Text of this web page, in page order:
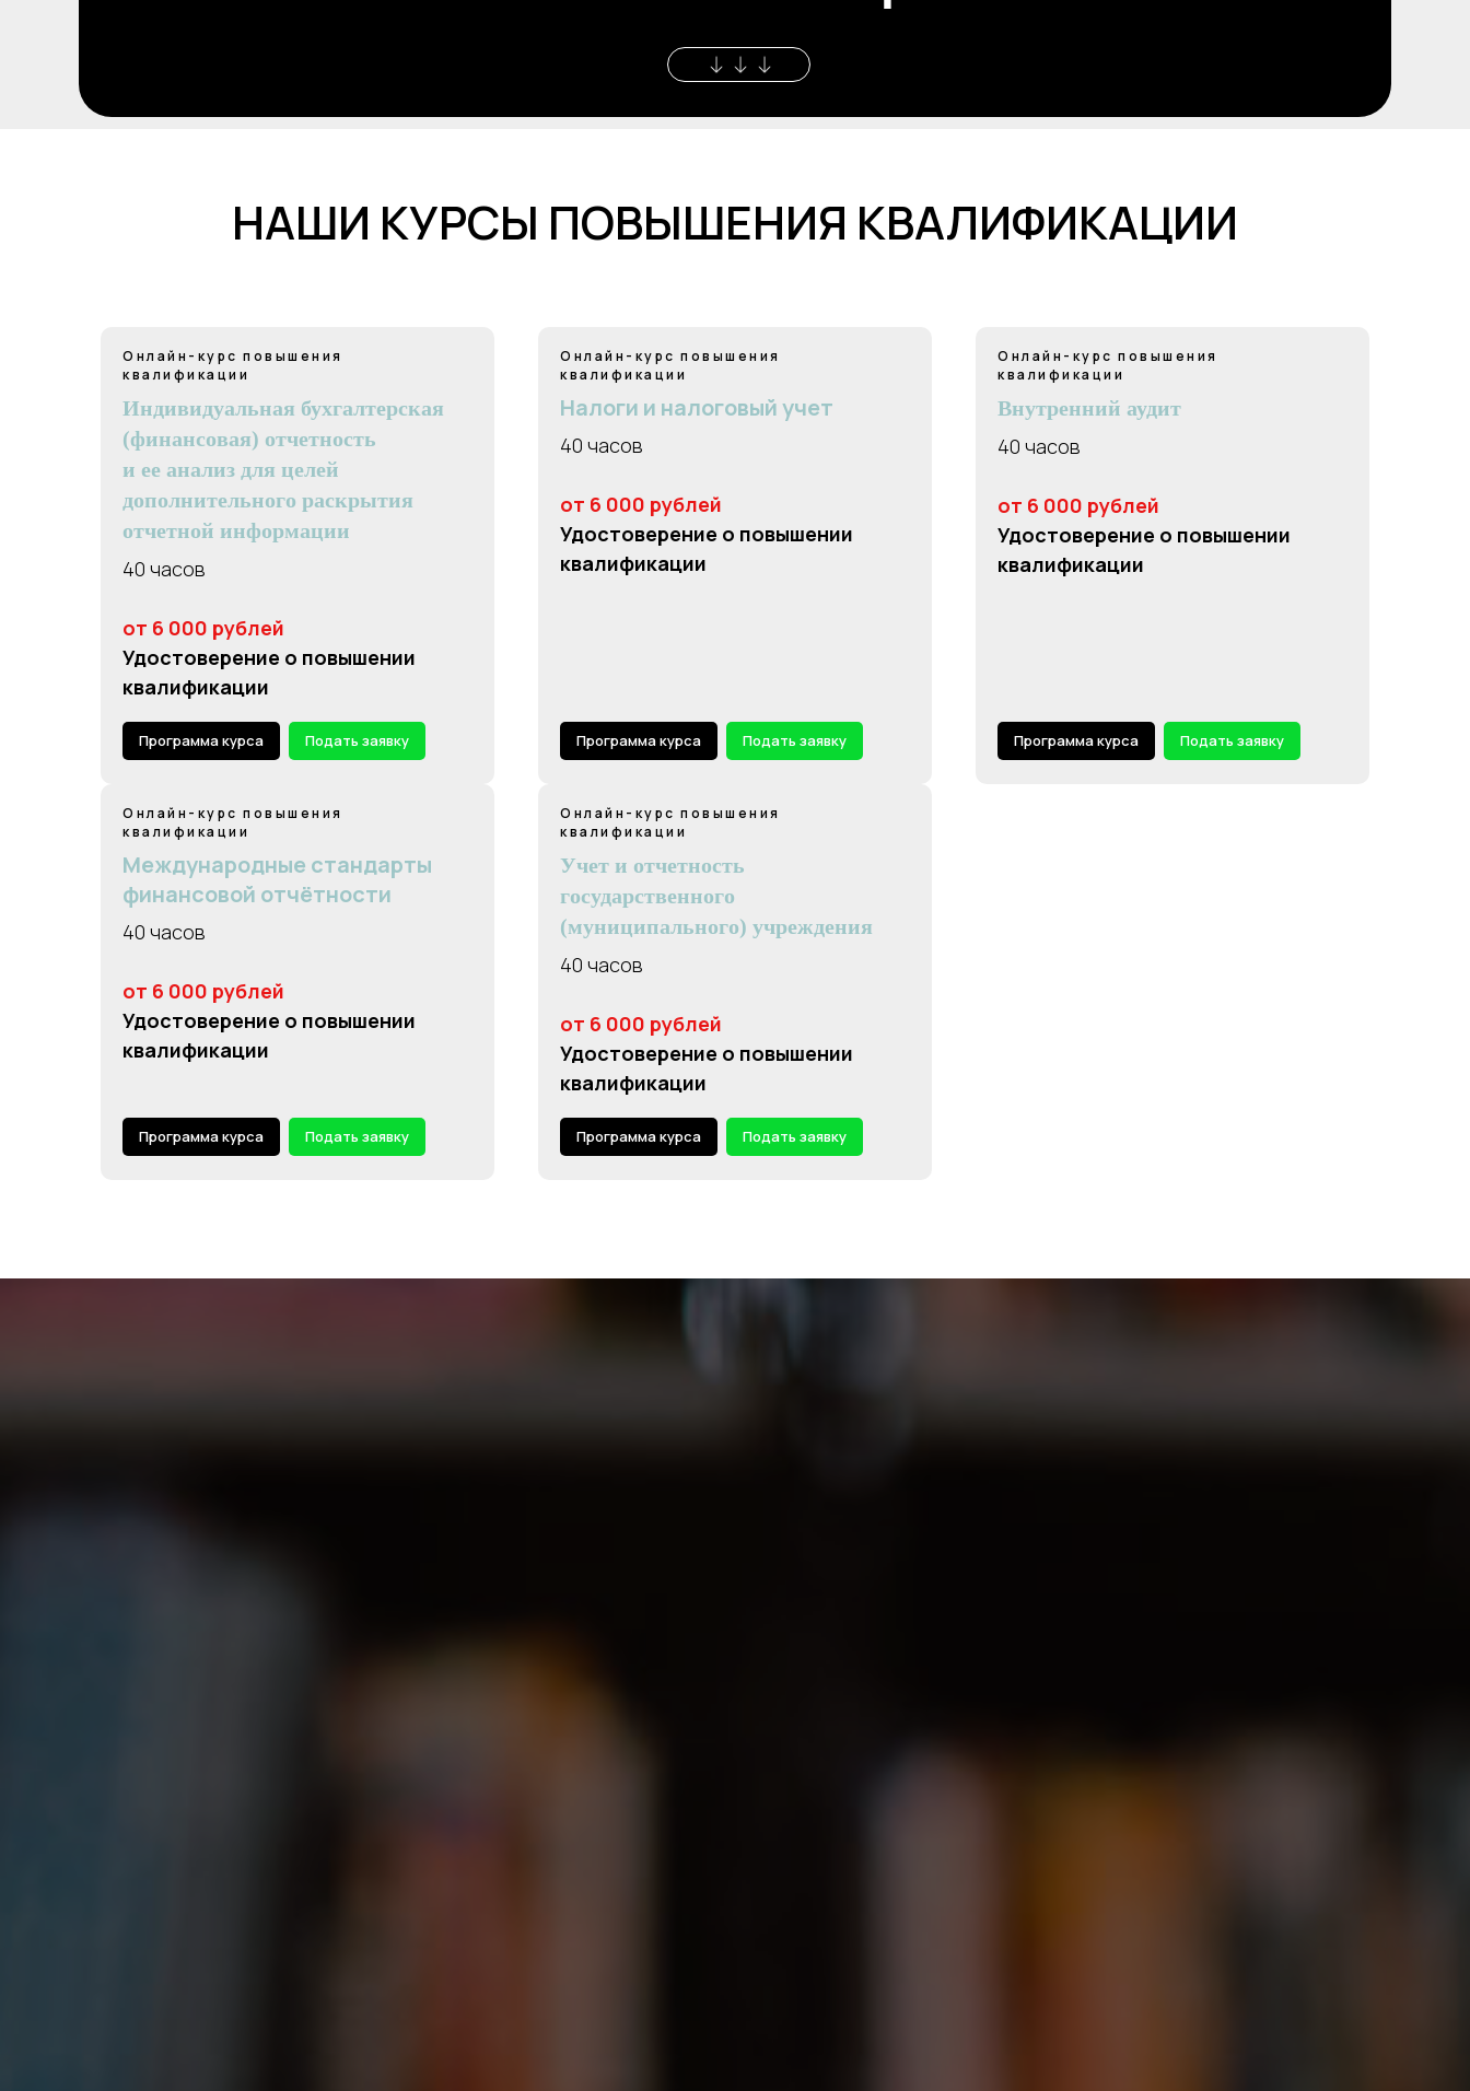
НАШИ КУРСЫ ПОВЫШЕНИЯ КВАЛИФИКАЦИИ
Онлайн-курс повышения
квалификации
Индивидуальная бухгалтерская
(финансовая) отчетность
и ее анализ для целей
дополнительного раскрытия
отчетной информации
40 часов
от 6 000 рублей
Удостоверение о повышении
квалификации
Программа курса Подать заявку
Онлайн-курс повышения
квалификации
Налоги и налоговый учет
40 часов
от 6 000 рублей
Удостоверение о повышении
квалификации
Программа курса Подать заявку
Онлайн-курс повышения
квалификации
Внутренний аудит
40 часов
от 6 000 рублей
Удостоверение о повышении
квалификации
Программа курса Подать заявку
Онлайн-курс повышения
квалификации
Международные стандарты
финансовой отчётности
40 часов
от 6 000 рублей
Удостоверение о повышении
квалификации
Программа курса Подать заявку
Онлайн-курс повышения
квалификации
Учет и отчетность
государственного
(муниципального) учреждения
40 часов
от 6 000 рублей
Удостоверение о повышении
квалификации
Программа курса Подать заявку